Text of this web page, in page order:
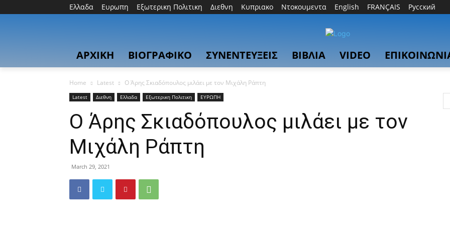
Ελλαδα Ευρωπη Εξωτερικη Πολιτικη Διεθνη Κυπριακο Ντοκουμεντα English FRANÇAIS Русский
ΑΡΧΙΚΗ ΒΙΟΓΡΑΦΙΚΟ ΣΥΝΕΝΤΕΥΞΕΙΣ ΒΙΒΛΙΑ VIDEO
Home Latest Ο Άρης Σκιαδόπουλος μιλάει με τον Μιχάλη Ράπτη
Latest Διεθνη Ελλαδα Εξωτερικη Πολιτικη ΕΥΡΩΠΗ
Ο Άρης Σκιαδόπουλος μιλάει με τον
Μιχάλη Ράπτη
March 29, 2021